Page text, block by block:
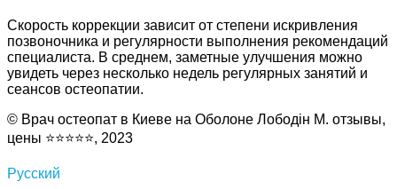
Скорость коррекции зависит от степени искривления
позвоночника и регулярности выполнения рекомендаций
специалиста. В среднем, заметные улучшения можно
увидеть через несколько недель регулярных занятий и
сеансов остеопатии.
© Врач остеопат в Киеве на Оболоне Лободін М. отзывы,
цены ⭐⭐⭐⭐⭐, 2023
Русский